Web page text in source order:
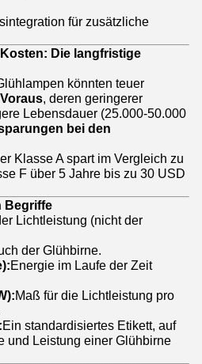
für zusätzliche
Die langfristige
könnten teuer
, deren geringerer
Lebensdauer (25.000-50.000
bei den
Klasse A spart im Vergleich zu
F über 5 Jahre bis zu 30 USD
Begriffe
Lichtleistung (nicht der
der Glühbirne.
Energie im Laufe der Zeit
Maß für die Lichtleistung pro
Ein standardisiertes Etikett, auf
und Leistung einer Glühbirne